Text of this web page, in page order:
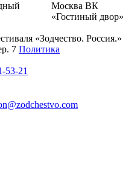
Москва ВК
«Гостиный двор»
«Зодчество. Россия.»
7 Политика
53-21